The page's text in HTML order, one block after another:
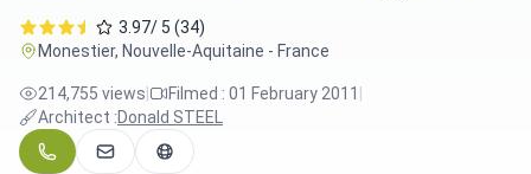
3.97/ 5 (34)
Monestier, Nouvelle-Aquitaine - France
214,755 views Filmed : 01 February 2011
Architect :Donald STEEL